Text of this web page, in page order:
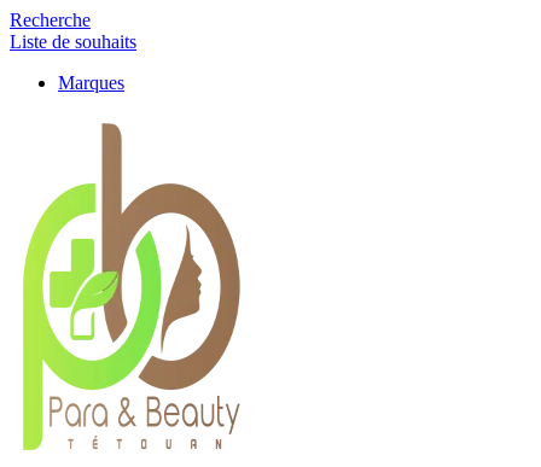
Recherche
Liste de souhaits
Marques